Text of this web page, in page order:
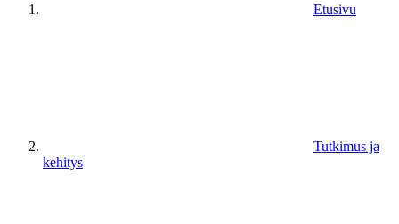
Etusivu
Tutkimus ja
kehitys